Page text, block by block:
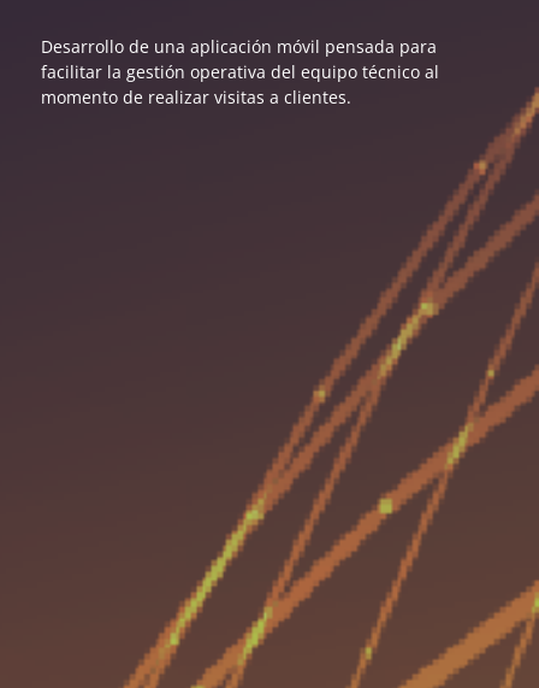
Desarrollo de una aplicación móvil pensada para
facilitar la gestión operativa del equipo técnico al
momento de realizar visitas a clientes.